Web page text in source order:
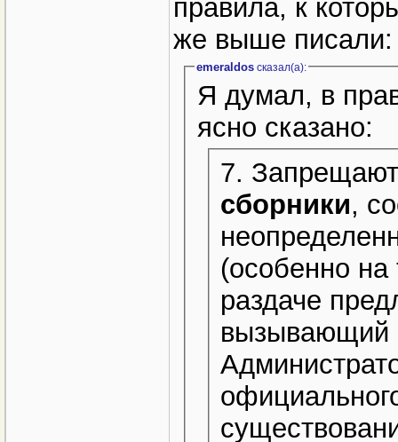
правила, к
же выше писали:
emeraldosсказал(a):
Я думал, в
ясно сказано:
7.
сборники,
(особенно на
раздаче
вызывающий